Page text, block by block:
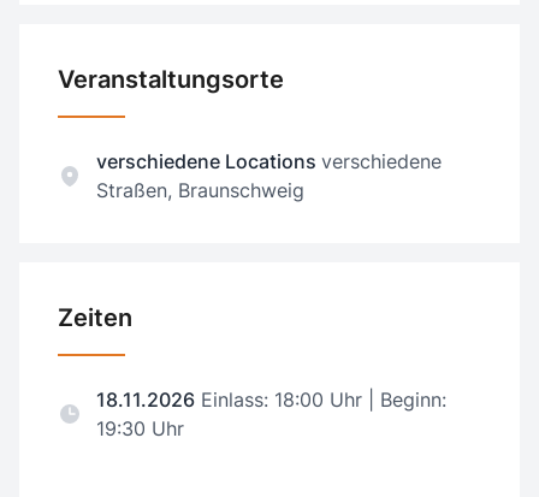
Veranstaltungsorte
verschiedene Locations verschiedene
Straßen, Braunschweig
Zeiten
18.11.2026 Einlass: 18:00 Uhr | Beginn:
19:30 Uhr